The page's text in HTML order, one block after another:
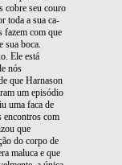
cobre seu couro
toda a sua ca-
fazem com que
sua boca.
Ele está
nós
que Harnason
um episódio
uma faca de
encontros com
que
do corpo de
maluca e que